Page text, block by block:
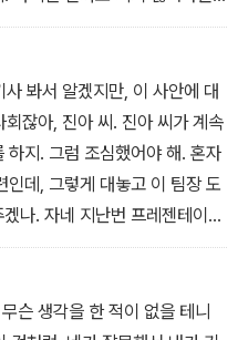
그딴 게 어딨어. 주먹질을 하는
애들한테 주먹 휘두르면 혼나
여자애들은 커서도 똑같아.
야. 내가 일반화하려는 건 아
래. 남자도 똑같아. 말귀를 못
싸가지가 없어. 자기들이 잘나
이지. 너무 오만해. 사회에서
갔는데, 나는 진아 씨 편이라는
봐서 알겠지만, 이 사안에 대
잖아, 진아 씨. 진아 씨가 계속
하지. 그럼 조심했어야 해. 혼자
인데, 그렇게 대놓고 이 팀장 도
나. 자네 지난번 프레젠테이션
날 말이야. 자네 이 팀장 책상
쓸 만한 거 찾아내라고 소리쳤
, 중요한 건 사람들이 그렇게
슨 생각을 한 적이 없을 테니